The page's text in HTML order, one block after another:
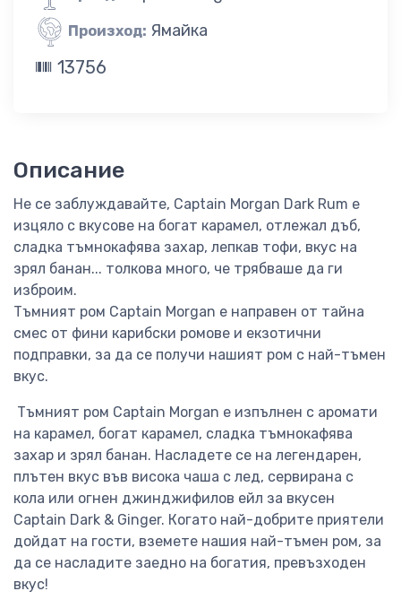
Произход: Ямайка
13756
Описание
Не се заблуждавайте, Captain Morgan Dark Rum е
изцяло с вкусове на богат карамел, отлежал дъб,
сладка тъмнокафява захар, лепкав тофи, вкус на
зрял банан... толкова много, че трябваше да ги
изброим.
Тъмният ром Captain Morgan е направен от тайна
смес от фини карибски ромове и екзотични
подправки, за да се получи нашият ром с най-тъмен
вкус.
Тъмният ром Captain Morgan е изпълнен с аромати
на карамел, богат карамел, сладка тъмнокафява
захар и зрял банан. Насладете се на легендарен,
плътен вкус във висока чаша с лед, сервирана с
кола или огнен джинджифилов ейл за вкусен
Captain Dark & Ginger. Когато най-добрите приятели
дойдат на гости, вземете нашия най-тъмен ром, за
да се насладите заедно на богатия, превъзходен
вкус!